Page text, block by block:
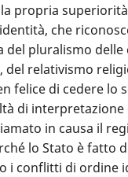
propria
che
del pluralismo delle
del relativismo
felice di cedere lo
di
in causa il
lo Stato è fatto
i conflitti di ordine